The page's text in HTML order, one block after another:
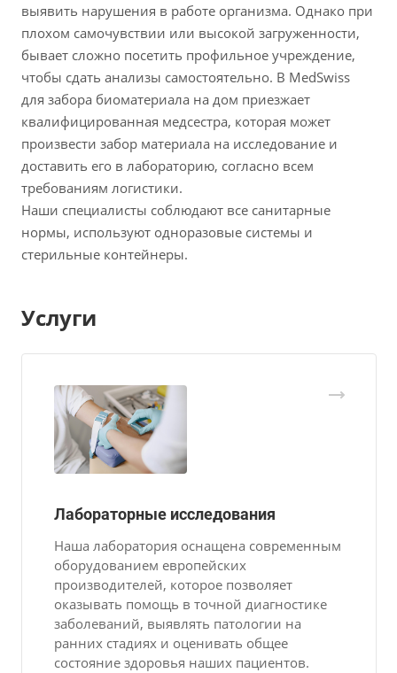
выявить нарушения в работе организма. Однако при
плохом самочувствии или высокой загруженности,
бывает сложно посетить профильное учреждение,
чтобы сдать анализы самостоятельно. В MedSwiss
для забора биоматериала на дом приезжает
квалифицированная медсестра, которая может
произвести забор материала на исследование и
доставить его в лабораторию, согласно всем
требованиям логистики.
Наши специалисты соблюдают все санитарные
нормы, используют одноразовые системы и
стерильные контейнеры.
Услуги
Лабораторные исследования
Наша лаборатория оснащена современным
оборудованием европейских
производителей, которое позволяет
оказывать помощь в точной диагностике
заболеваний, выявлять патологии на
ранних стадиях и оценивать общее
состояние здоровья наших пациентов.